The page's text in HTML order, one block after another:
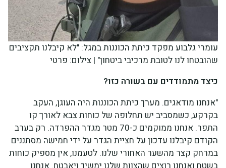
עומרי גלבוע מפקד כיתת הכוננות במגל: "לא קיבלנו תקציבים
שהובטחו לנו לטובת מרכיבי ביטחון" | צילום: פרטי
כיצד מתמודדים עם בשורה כזו?
"אנחנו מודאגים. מערך כיתת הכוננות היה העוגן, העקב
בקרקע, כשמסביב יש תחלופה של כוחות צבא לאורך קו
התפר. אנחנו ממוקמים כ-70 מטר מגדר ההפרדה. רק בערב
הקודם קיבלנו עדכון על חציית הגדר על ידי חמישה מסתננים
במרחק קצר מהשער האחורי שלנו. לטעמנו, אין מספיק כוחות